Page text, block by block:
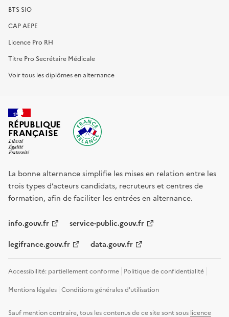
BTS SIO
CAP AEPE
Licence Pro RH
Titre Pro Secrétaire Médicale
Voir tous les diplômes en alternance
RÉPUBLIQUE
FRANÇAISE
La bonne alternance simplifie les mises en relation entre les
trois types d’acteurs candidats, recruteurs et centres de
formation, afin de faciliter les entrées en alternance.
info.gouv.fr service-public.gouv.fr
legifrance.gouv.fr data.gouv.fr
Accessibilité: partiellement conforme Politique de confidentialité
Mentions légales Conditions générales d'utilisation
Sauf mention contraire, tous les contenus de ce site sont sous licence